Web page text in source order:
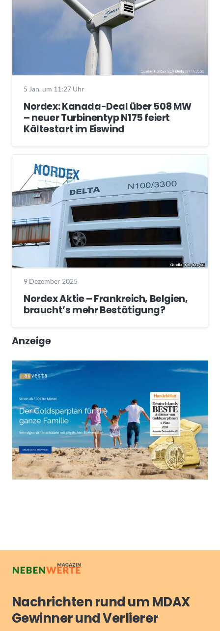
5 Jan. um 11:27 Uhr
Nordex: Kanada-Deal über 508 MW
– neuer Turbinentyp N175 feiert
Kältestart im Eiswind
9 Dezember 2025
Nordex Aktie – Frankreich, Belgien,
braucht’s mehr Bestätigung?
Anzeige
Nachrichten rund um MDAX
Gewinner und Verlierer